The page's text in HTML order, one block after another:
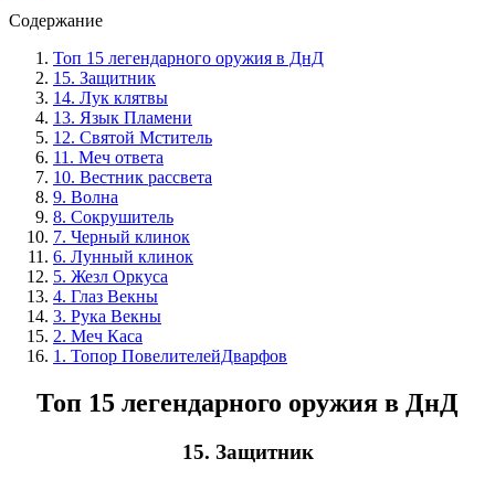
Содержание
Топ 15 легендарного оружия в ДнД
15. Защитник
14. Лук клятвы
13. Язык Пламени
12. Святой Мститель
11. Меч ответа
10. Вестник рассвета
9. Волна
8. Сокрушитель
7. Черный клинок
6. Лунный клинок
5. Жезл Оркуса
4. Глаз Векны
3. Рука Векны
2. Меч Каса
1. Топор ПовелителейДварфов
Топ 15 легендарного оружия в ДнД
15. Защитник